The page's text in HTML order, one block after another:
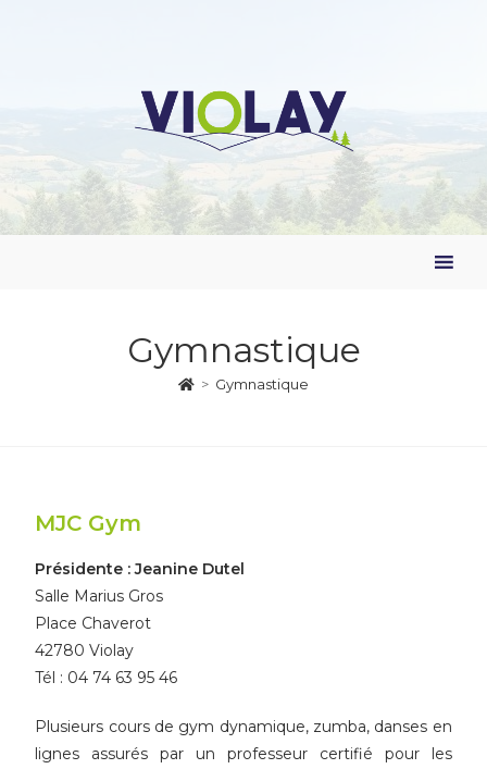
Gymnastique
> Gymnastique
MJC Gym
Présidente : Jeanine Dutel
Salle Marius Gros
Place Chaverot
42780 Violay
Tél : 04 74 63 95 46
Plusieurs cours de gym dynamique, zumba, danses en
lignes assurés par un professeur certifié pour les